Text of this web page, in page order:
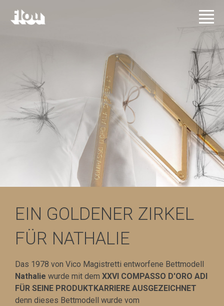
EIN GOLDENER ZIRKEL
FÜR NATHALIE
Das 1978 von Vico Magistretti entworfene Bettmodell
Nathalie wurde mit dem XXVI COMPASSO D'ORO ADI
FÜR SEINE PRODUKTKARRIERE AUSGEZEICHNET
denn dieses Bettmodell wurde vom